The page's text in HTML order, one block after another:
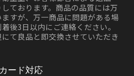
ております。商品の品質には万
すが、万一商品に問題がある場
後3日以内にご連絡ください。
て良品と即交換させていただき
ード対応